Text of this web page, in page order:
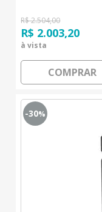
R$ 2.504,00
R$ 2.003,20
à vista
COMPRAR
-30%